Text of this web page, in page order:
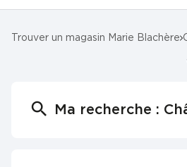
Trouver un magasin Marie Blachère
Ma recherche :